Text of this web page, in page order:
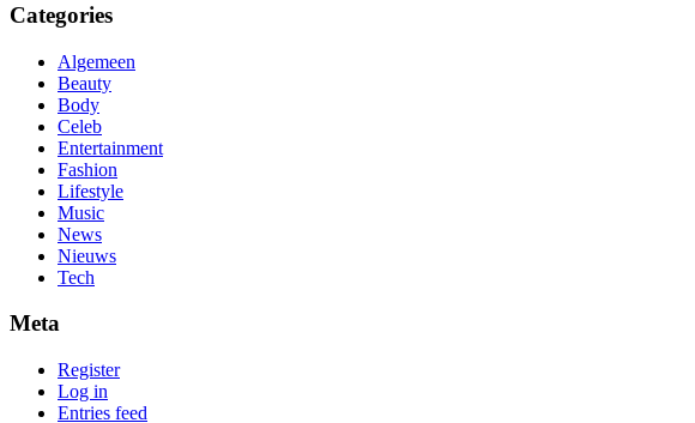
Categories
Algemeen
Beauty
Body
Celeb
Entertainment
Fashion
Lifestyle
Music
News
Nieuws
Tech
Meta
Register
Log in
Entries feed